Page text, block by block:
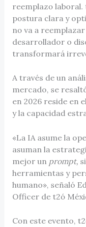
reemplazo laboral.
postura clara y
no va a
desarrollador o
transformará
A través de un
mercado, se
en 2026 reside en
y la capacidad
«La IA asume la
asuman la
mejor un prompt,
herramientas y
humano», señaló
Officer de t2ó
Con este evento,